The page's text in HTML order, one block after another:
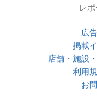
レ
広
掲載
店舗・施設
利用
お